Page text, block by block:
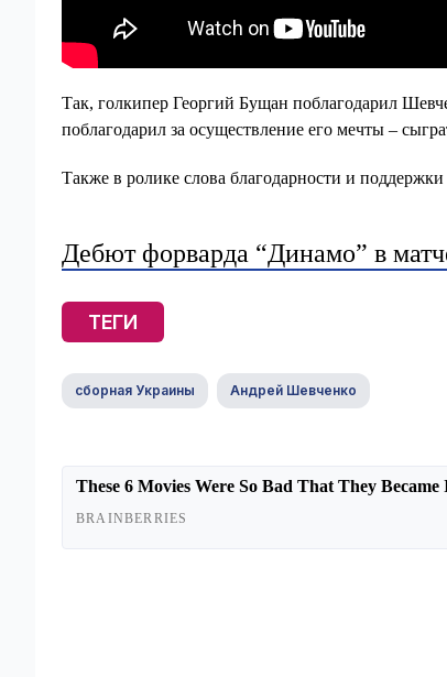
Так, голкипер Георгий Бущан поблагодарил
поблагодарил за осуществление его мечты –
Также в ролике слова благодарности и
Дебют форварда “Динамо” в
ТЕГИ
сборная Украины Андрей Шевченко